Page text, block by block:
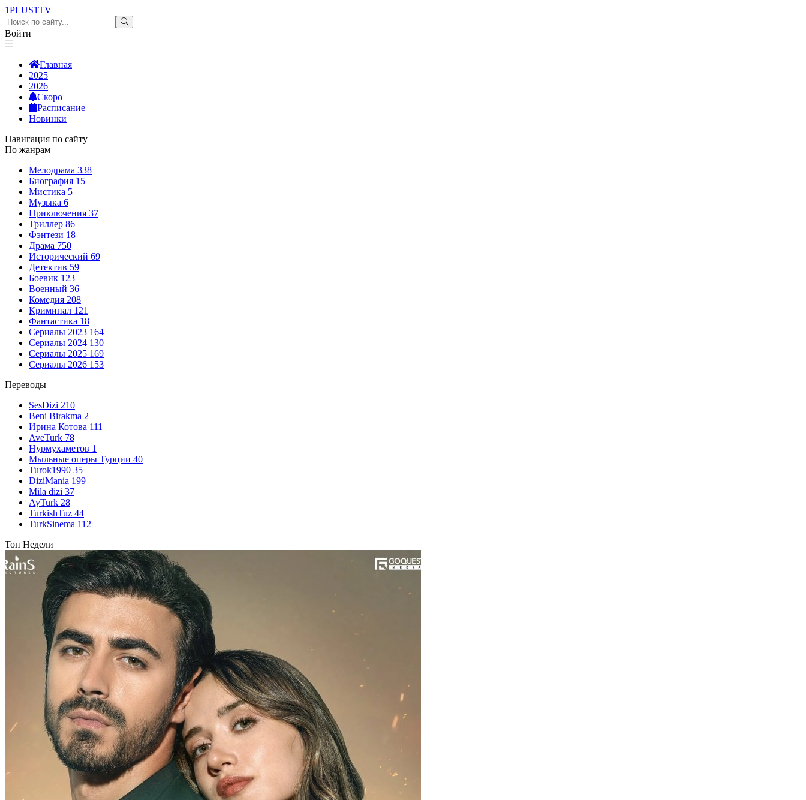
1PLUS1TV
Войти
Главная
2025
2026
Скоро
Расписание
Новинки
Навигация по сайту
По жанрам
Мелодрама 338
Биография 15
Мистика 5
Музыка 6
Приключения 37
Триллер 86
Фэнтези 18
Драма 750
Исторический 69
Детектив 59
Боевик 123
Военный 36
Комедия 208
Криминал 121
Фантастика 18
Сериалы 2023 164
Сериалы 2024 130
Сериалы 2025 169
Сериалы 2026 153
Переводы
SesDizi 210
Beni Birakma 2
Ирина Котова 111
AveTurk 78
Нурмухаметов 1
Мыльные оперы Турции 40
Turok1990 35
DiziMania 199
Mila dizi 37
AyTurk 28
TurkishTuz 44
TurkSinema 112
Топ Недели